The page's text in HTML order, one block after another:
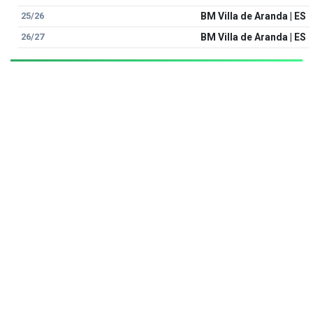
25/26 BM Villa de Aranda | ES
26/27 BM Villa de Aranda | ES